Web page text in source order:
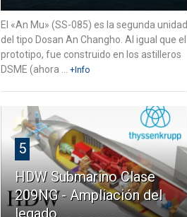
El «An Mu» (SS-085) es la segunda unidad
del tipo Dosan An Changho. Al igual que el
prototipo, fue construido en los astilleros
DSME (ahora ...
+Info
5
HDW Submarino Clase
209NG - Ampliación del
legado